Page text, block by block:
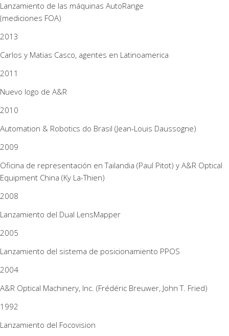
Lanzamiento de las máquinas AutoRange
(mediciones FOA)
2013
Carlos y Matias Casco, agentes en Latinoamerica
2011
Nuevo logo de A&R
2010
Automation & Robotics do Brasil (Jean-Louis Daussogne)
2009
Oficina de representación en Tailandia (Paul Pitot) y A&R Optical
Equipment China (Ky La-Thien)
2008
Lanzamiento del Dual LensMapper
2005
Lanzamiento del sistema de posicionamiento PPOS
2004
A&R Optical Machinery, Inc. (Frédéric Breuwer, John T. Fried)
1992
Lanzamiento del Focovision